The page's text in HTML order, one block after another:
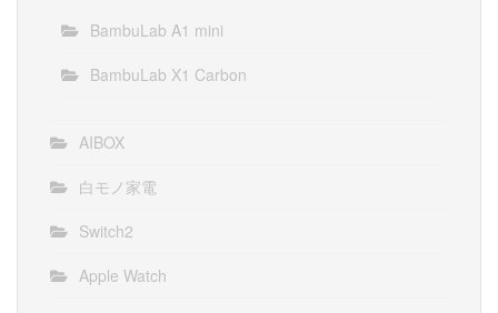
BambuLab A1 mini
BambuLab X1 Carbon
AIBOX
白モノ家電
Switch2
Apple Watch